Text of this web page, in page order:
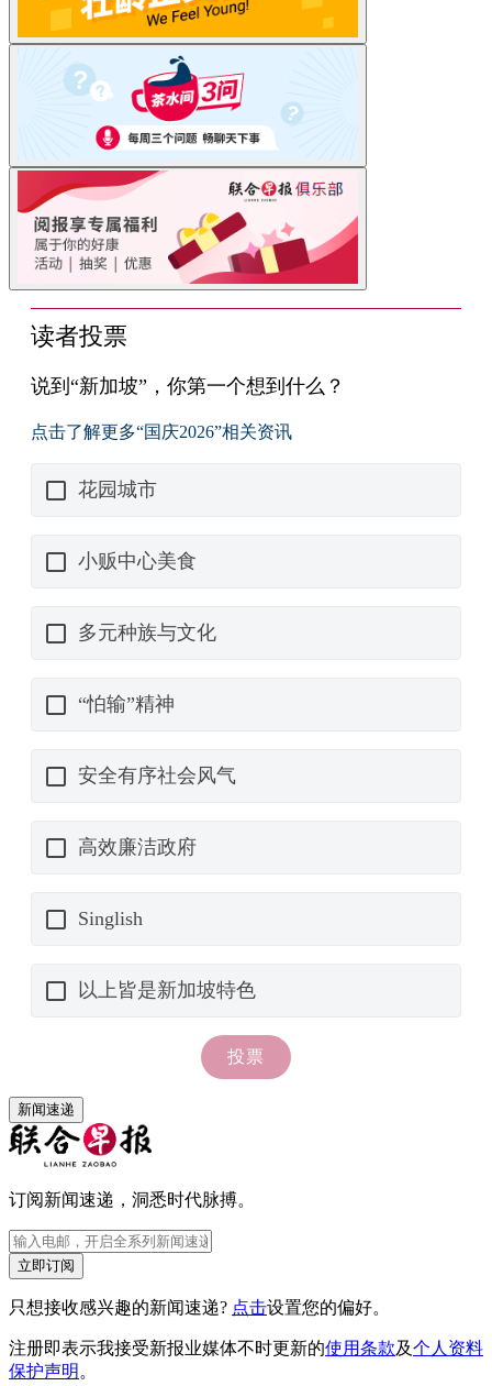
新闻速递
订阅新闻速递，洞悉时代脉搏。
立即订阅
只想接收感兴趣的新闻速递? 点击设置您的偏好。
注册即表示我接受新报业媒体不时更新的使用条款及个人资料
保护声明 。